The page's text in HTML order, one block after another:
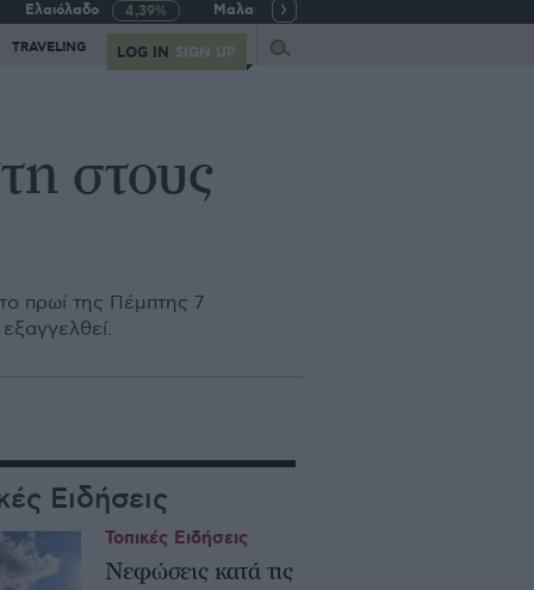
Ελαιόλαδο 4,39% Μαλακό σιτάρι
TRAVELING LOG IN SIGN UP
στους
πρωί της Πέμπτης 7
Ειδήσεις
Νεφώσεις κατά τις
Τοπικές Ειδήσεις